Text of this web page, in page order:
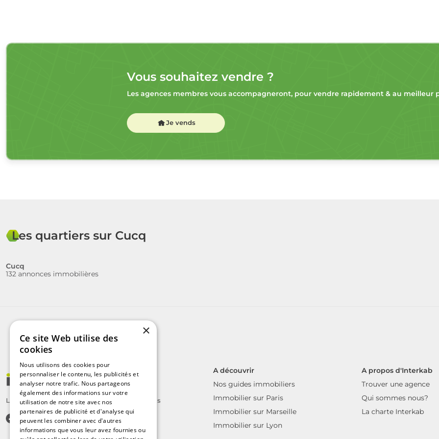
Vous souhaitez vendre ?
Les agences membres vous accompagneront, pour vendre rapidement & au meilleur
Je vends
Les quartiers sur Cucq
Cucq
132 annonces immobilières
Le label des agents immobiliers indépendants
A découvrir
Nos guides immobiliers
Immobilier sur Paris
Immobilier sur Marseille
Immobilier sur Lyon
A propos d'Interkab
Trouver une agence
Qui sommes nous?
La charte Interkab
×
Ce site Web utilise des
cookies
Nous utilisons des cookies pour
personnaliser le contenu, les publicités et
analyser notre trafic. Nous partageons
également des informations sur votre
utilisation de notre site avec nos
partenaires de publicité et d'analyse qui
peuvent les combiner avec d'autres
informations que vous leur avez fournies ou